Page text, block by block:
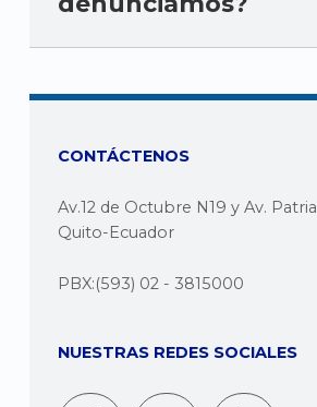
CONTÁCTENOS
Av.12 de Octubre N19 y Av. Patria
Quito-Ecuador
PBX:(593) 02 - 3815000
NUESTRAS REDES SOCIALES